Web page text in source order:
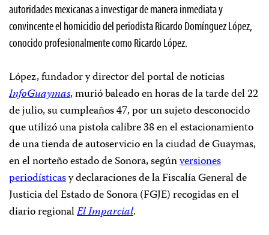
autoridades mexicanas a investigar de manera inmediata y
convincente el homicidio del periodista Ricardo Domínguez López,
conocido profesionalmente como Ricardo López.
López, fundador y director del portal de noticias
InfoGuaymas, murió baleado en horas de la tarde del 22
de julio, su cumpleaños 47, por un sujeto desconocido
que utilizó una pistola calibre 38 en el estacionamiento
de una tienda de autoservicio en la ciudad de Guaymas,
en el norteño estado de Sonora, segúnversiones
periodísticasy declaraciones de la Fiscalía General de
Justicia del Estado de Sonora (FGJE) recogidas en el
diario regionalEl Imparcial.